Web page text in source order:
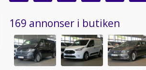
169 annonser i butiken